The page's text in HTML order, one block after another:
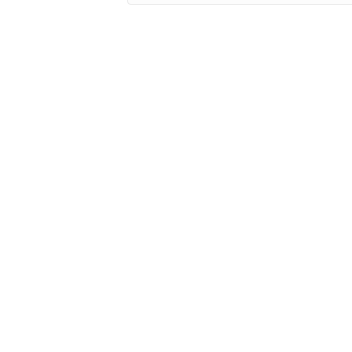
Quand les résultats de l'auto-